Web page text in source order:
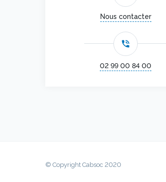
Nous contacter
phone_in_talk
02 99 00 84 00
© Copyright Cabsoc 2020